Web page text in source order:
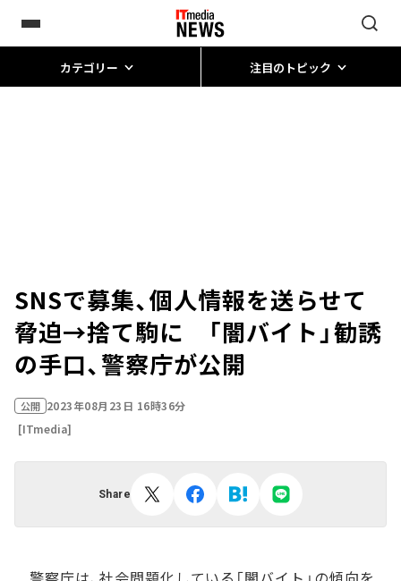
カテゴリー 注目のトピック
SNSで募集、個人情報を送らせて
脅迫→捨て駒に 「闇バイト」勧誘
の手口、警察庁が公開
公開 2023年08月23日 16時36分
[ITmedia]
Share